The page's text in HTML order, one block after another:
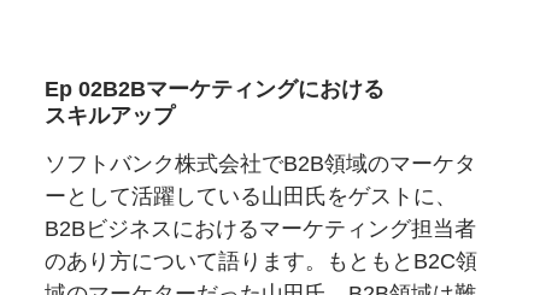
Ep 02B2Bマーケティングにおける
スキルアップ
ソフトバンク株式会社でB2B領域のマーケタ
ーとして活躍している山田氏をゲストに、
B2Bビジネスにおけるマーケティング担当者
のあり方について語ります。もともとB2C領